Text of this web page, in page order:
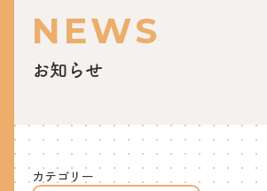
NEWS
お知らせ
カテゴリー